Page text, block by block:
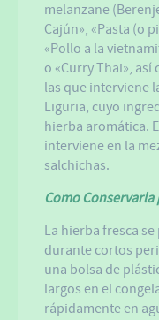
melanzane
Cajún», «Pasta (o
«Pollo a la
o «Curry Thai»,
las que interviene
Liguria, cuyo
hierba aromática.
interviene en la
salchichas.
Como
La hierba fresca
durante cortos
una bolsa de
largos en el
rápidamente en